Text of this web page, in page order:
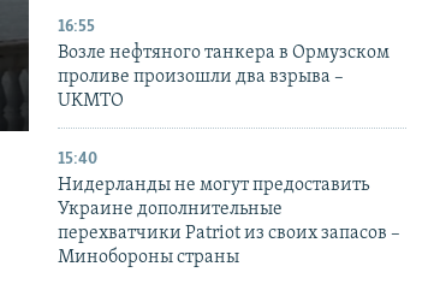
16:55
Возле нефтяного танкера в Ормузском
проливе произошли два взрыва –
UKMTO
15:40
Нидерланды не могут предоставить
Украине дополнительные
перехватчики Patriot из своих запасов –
Минобороны страны